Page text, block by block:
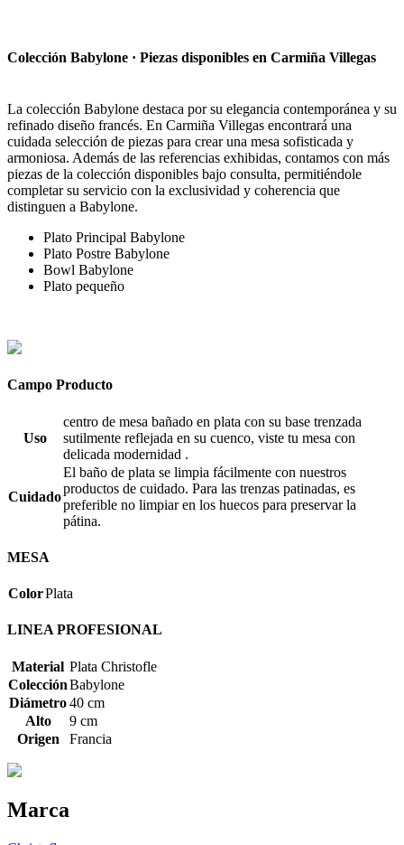
Colección Babylone · Piezas disponibles en Carmiña Villegas
La colección Babylone destaca por su elegancia contemporánea y su
refinado diseño francés. En Carmiña Villegas encontrará una
cuidada selección de piezas para crear una mesa sofisticada y
armoniosa. Además de las referencias exhibidas, contamos con más
piezas de la colección disponibles bajo consulta, permitiéndole
completar su servicio con la exclusividad y coherencia que
distinguen a Babylone.
Plato Principal Babylone
Plato Postre Babylone
Bowl Babylone
Plato pequeño
Campo Producto
Uso
centro de mesa bañado en plata con su base trenzada
sutilmente reflejada en su cuenco, viste tu mesa con
delicada modernidad .
Cuidado
El baño de plata se limpia fácilmente con nuestros
productos de cuidado. Para las trenzas patinadas, es
preferible no limpiar en los huecos para preservar la
pátina.
MESA
ColorPlata
LINEA PROFESIONAL
Material Plata Christofle
ColecciónBabylone
Diámetro40 cm
Alto
9 cm
Origen
Francia
Marca